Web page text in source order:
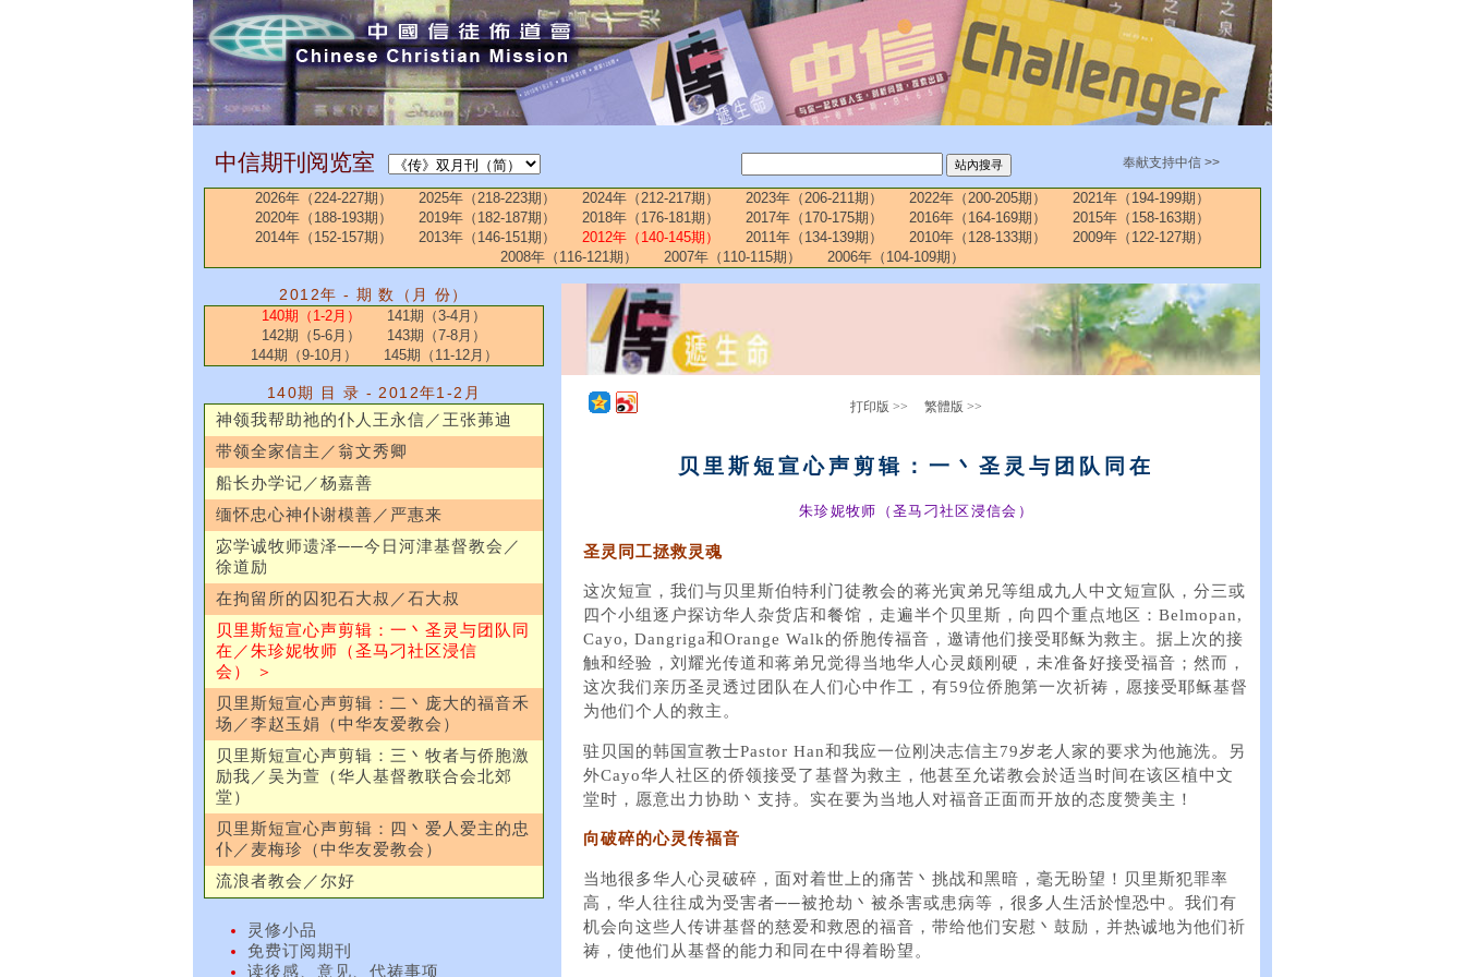
中信期刊阅览室 奉献支持中信 >>
2026年（224-227期） 2025年（218-223期） 2024年（212-217期） 2023年（206-211期） 2022年（200-205期）
2021年（194-199期）
2020年（188-193期）
2019年（182-187期） 2018年（176-181期） 2017年（170-175期） 2016年（164-169期）
2015年（158-163期）
2014年（152-157期）
2013年（146-151期） 2012年（140-145期） 2011年（134-139期） 2010年（128-133期）
2009年（122-127期）
2008年（116-121期）
2007年（110-115期） 2006年（104-109期）
2012年 - 期 数（月 份）
140期（1-2月）
141期（3-4月）
142期（5-6月）
143期（7-8月）
144期（9-10月）
145期（11-12月）
140期 目 录 - 2012年1-2月
神领我帮助祂的仆人王永信／王张茀迪
带领全家信主／翁文秀卿
船长办学记／杨嘉善
缅怀忠心神仆谢模善／严惠来
宓学诚牧师遗泽──今日河津基督教会／
徐道励
在拘留所的囚犯石大叔／石大叔
贝里斯短宣心声剪辑：一丶圣灵与团队同
在／朱珍妮牧师（圣马刁社区浸信
会） ＞
贝里斯短宣心声剪辑：二丶庞大的福音禾
场／李赵玉娟（中华友爱教会）
贝里斯短宣心声剪辑：三丶牧者与侨胞激
励我／吴为萱（华人基督教联合会北郊
堂）
贝里斯短宣心声剪辑：四丶爱人爱主的忠
仆／麦梅珍（中华友爱教会）
流浪者教会／尔好
灵修小品
免费订阅期刊
读後感、意见、代祷事项
打印版 >> 繁體版 >>
贝里斯短宣心声剪辑：一丶圣灵与团队同在
朱珍妮牧师（圣马刁社区浸信会）
圣灵同工拯救灵魂
这次短宣，我们与贝里斯伯特利门徒教会的蒋光寅弟兄等组成九人中文短宣队，分三或
四个小组逐户探访华人杂货店和餐馆，走遍半个贝里斯，向四个重点地区：Belmopan,
Cayo, Dangriga和Orange Walk的侨胞传福音，邀请他们接受耶稣为救主。据上次的接
触和经验，刘耀光传道和蒋弟兄觉得当地华人心灵颇刚硬，未准备好接受福音；然而，
这次我们亲历圣灵透过团队在人们心中作工，有59位侨胞第一次祈祷，愿接受耶稣基督
为他们个人的救主。
驻贝国的韩国宣教士Pastor Han和我应一位刚决志信主79岁老人家的要求为他施洗。另
外Cayo华人社区的侨领接受了基督为救主，他甚至允诺教会於适当时间在该区植中文
堂时，愿意出力协助丶支持。实在要为当地人对福音正面而开放的态度赞美主！
向破碎的心灵传福音
当地很多华人心灵破碎，面对着世上的痛苦丶挑战和黑暗，毫无盼望！贝里斯犯罪率
高，华人往往成为受害者──被抢劫丶被杀害或患病等，很多人生活於惶恐中。我们有
机会向这些人传讲基督的慈爱和救恩的福音，带给他们安慰丶鼓励，并热诚地为他们祈
祷，使他们从基督的能力和同在中得着盼望。